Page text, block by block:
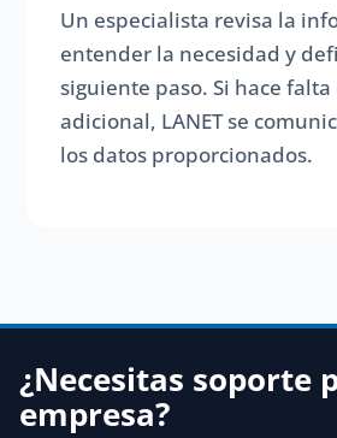
Un especialista revisa la
entender la necesidad y
siguiente paso. Si hace
adicional, LANET se
los datos proporcionados.
¿Necesitas soporte
empresa?